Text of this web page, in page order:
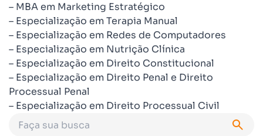
– MBA em Marketing Estratégico
– Especialização em Terapia Manual
– Especialização em Redes de Computadores
– Especialização em Nutrição Clínica
– Especialização em Direito Constitucional
– Especialização em Direito Penal e Direito
Processual Penal
– Especialização em Direito Processual Civil